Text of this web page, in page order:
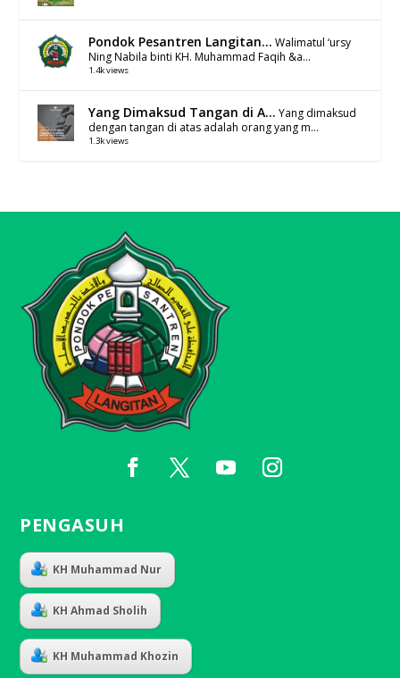
Pondok Pesantren Langitan... Walimatul ‘ursy
Ning Nabila binti KH. Muhammad Faqih &a...
1.4k views
Yang Dimaksud Tangan di A... Yang dimaksud
dengan tangan di atas adalah orang yang m...
1.3k views
PENGASUH
KH Muhammad Nur
KH Ahmad Sholih
KH Muhammad Khozin